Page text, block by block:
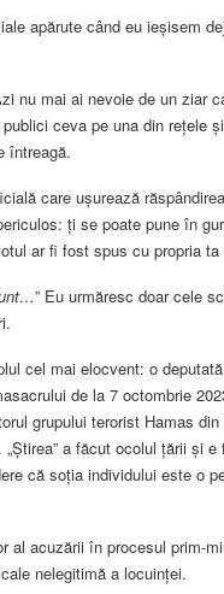
apărute când eu ieșisem
nu mai ai nevoie de un ziar
ceva pe una din
întreagă.
care ușurează
ți se poate pune în
ar fi fost spus cu propria ta
” Eu urmăresc doar cele
cel mai elocvent: o
de la 7 octombrie
grupului terorist Hamas
a făcut ocolul țării și
că soția individului este o
al acuzării în procesul prim-
nelegitimă a locuinței.